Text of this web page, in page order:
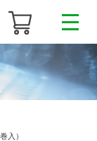
入）